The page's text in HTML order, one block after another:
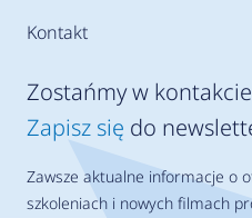
Kontakt
Zostańmy w
Zapisz się do
Zawsze aktualne informacje o
szkoleniach i nowych filmach